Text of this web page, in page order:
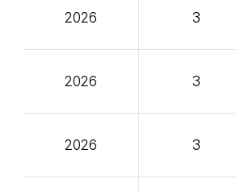
2026 3
2026 3
2026 3